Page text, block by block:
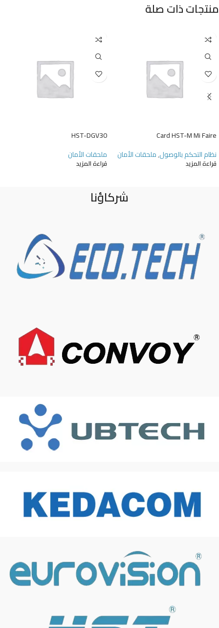
منتجات ذات صلة
Card HST-M Mi Faire
نظام التحكم بالوصول,ملحقات الأمان
قراءة المزيد
HST-DGV30
ملحقات الأمان
قراءة المزيد
شركاؤنا